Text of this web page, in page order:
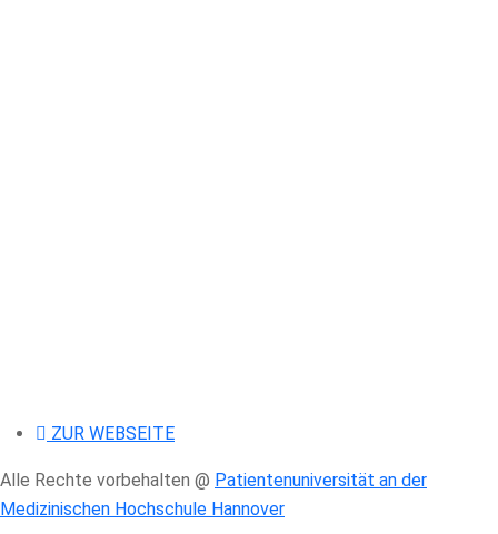
ZUR WEBSEITE
Alle Rechte vorbehalten @ Patientenuniversität an der
Medizinischen Hochschule Hannover